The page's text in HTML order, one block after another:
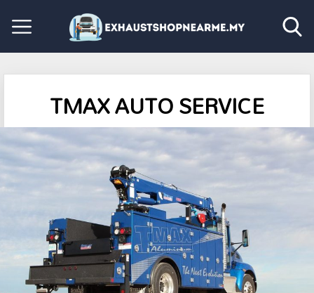
TMAX AUTO SERVICE